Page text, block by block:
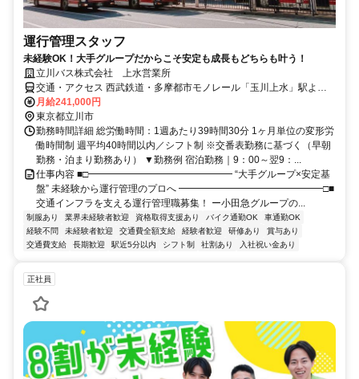
運行管理スタッフ
未経験OK！大手グループだからこそ安定も成長もどちらも叶う！
立川バス株式会社 上水営業所
交通・アクセス 西武鉄道・多摩都市モノレール「玉川上水」駅より
徒歩5分
月給241,000円
東京都立川市
勤務時間詳細 総労働時間：1週あたり39時間30分 1ヶ月単位の変形労
働時間制 週平均40時間以内／シフト制 ※交番表勤務に基づく（早朝
勤務・泊まり勤務あり） ▼勤務例 宿泊勤務｜9：00～翌9：...
仕事内容 ■□━━━━━━━━━━━━━━━ “大手グループ×安定基
盤” 未経験から運行管理のプロへ ━━━━━━━━━━━━━━━□■
交通インフラを支える運行管理職募集！ ー小田急グループの...
制服あり 業界未経験者歓迎 資格取得支援あり バイク通勤OK
車通勤OK
経験不問
未経験者歓迎 交通費全額支給 経験者歓迎 研修あり
賞与あり
交通費支給
長期歓迎 駅近5分以内 シフト制 社割あり 入社祝い金あり
正社員